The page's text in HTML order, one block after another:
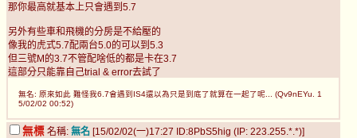
那你最高就基本上只會遇到5.7
另外有些車和飛機的分房是不給壓的
像我的虎式5.7配兩台5.0的可以到5.3
但三號M的3.7不管配啥低的都是卡在3.7
這部分只能靠自己trial & error去試了
無名: 原來如此 難怪我6.7會遇到IS4還以為只是到底了就算在一起了呢... (Qv9nEYu. 1
5/02/02 00:52)
無標 名稱: 無名 [15/02/02(一)17:27 ID:8PbS5hig (IP: 223.255.*.*)]